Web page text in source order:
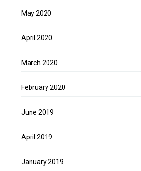
May 2020
April 2020
March 2020
February 2020
June 2019
April 2019
January 2019